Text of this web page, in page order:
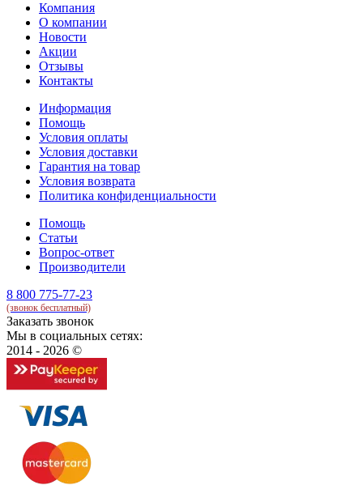
Компания
О компании
Новости
Акции
Отзывы
Контакты
Информация
Помощь
Условия оплаты
Условия доставки
Гарантия на товар
Условия возврата
Политика конфиденциальности
Помощь
Статьи
Вопрос-ответ
Производители
8 800 775-77-23
(звонок бесплатный)
Заказать звонок
Мы в социальных сетях:
2014 - 2026 ©